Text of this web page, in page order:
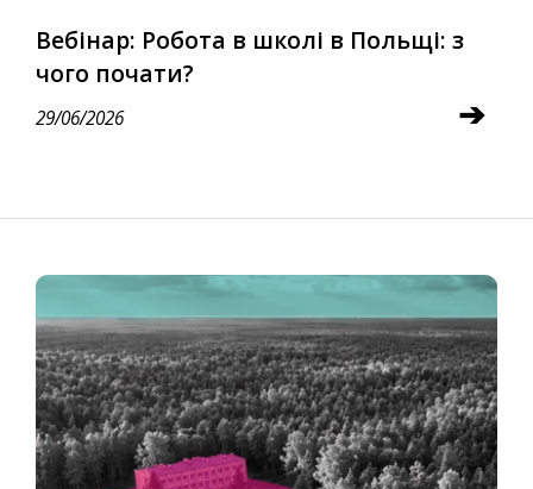
Вебінар: Робота в школі в Польщі: з
чого почати?
➔
29/06/2026